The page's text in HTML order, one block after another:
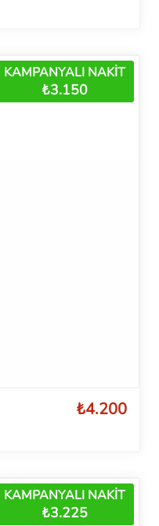
KAMPANYALI NAKİT
₺3.150
₺4.200
KAMPANYALI NAKİT
₺3.225